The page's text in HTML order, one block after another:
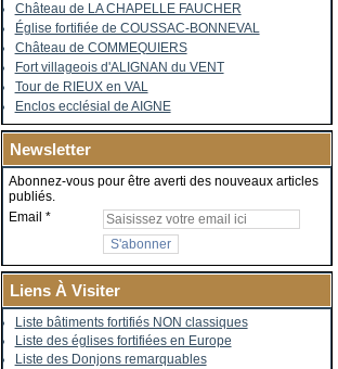
Château de LA CHAPELLE FAUCHER
Église fortifiée de COUSSAC-BONNEVAL
Château de COMMEQUIERS
Fort villageois d'ALIGNAN du VENT
Tour de RIEUX en VAL
Enclos ecclésial de AIGNE
Newsletter
Abonnez-vous pour être averti des nouveaux articles
publiés.
Email
Liens À Visiter
Liste bâtiments fortifiés NON classiques
Liste des églises fortifiées en Europe
Liste des Donjons remarquables